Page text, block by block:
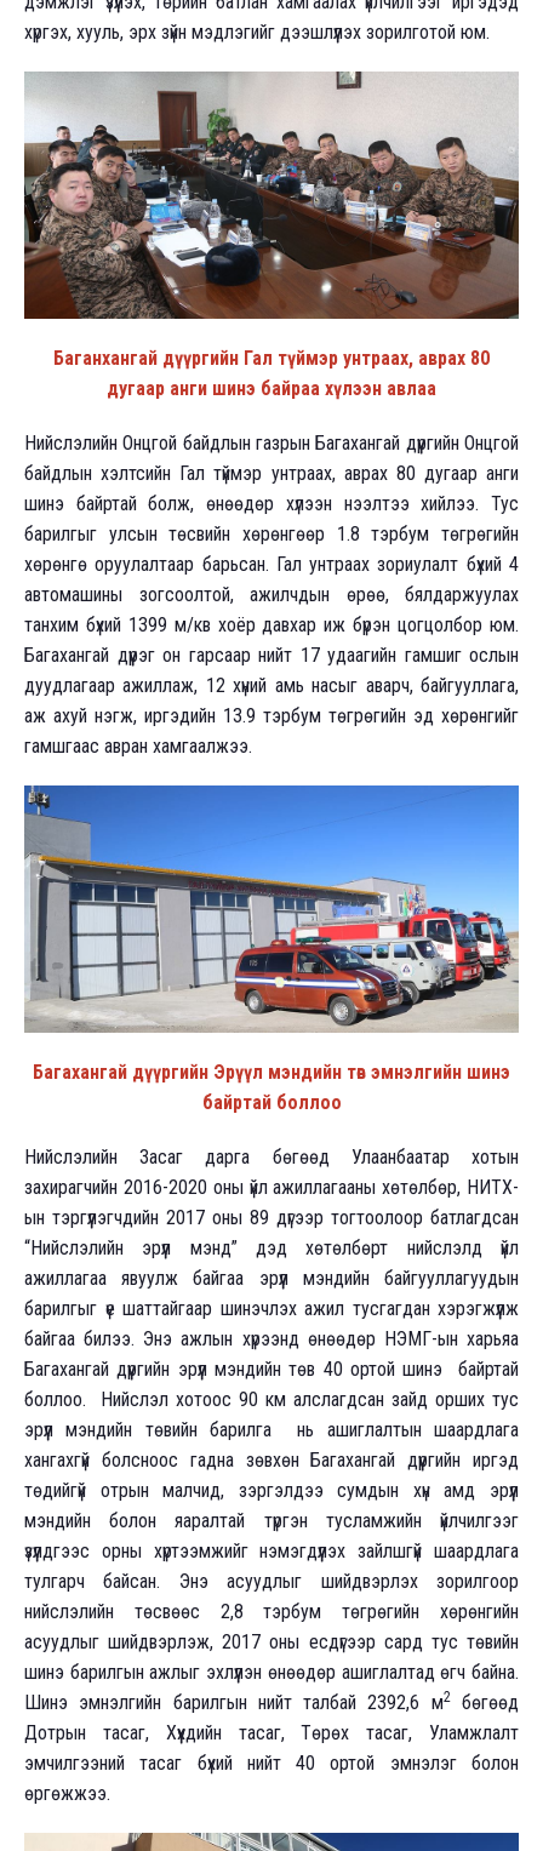
хүргэх, хууль, эрх зүйн мэдлэгийг дээшлүүлэх зорилготой юм.
Баганхангай дүүргийн Гал түймэр унтраах, аврах 80
дугаар анги шинэ байраа хүлээн авлаа
Нийслэлийн Онцгой байдлын газрын Багахангай дүүргийн Онцгой
байдлын хэлтсийн Гал түймэр унтраах, аврах 80 дугаар анги
шинэ байртай болж, өнөөдөр хүлээн нээлтээ хийлээ. Тус
барилгыг улсын төсвийн хөрөнгөөр 1.8 тэрбум төгрөгийн
хөрөнгө оруулалтаар барьсан. Гал унтраах зориулалт бүхий 4
автомашины зогсоолтой, ажилчдын өрөө, бялдаржуулах
танхим бүхий 1399 м/кв хоёр давхар иж бүрэн цогцолбор юм.
Багахангай дүүрэг он гарсаар нийт 17 удаагийн гамшиг ослын
дуудлагаар ажиллаж, 12 хүний амь насыг аварч, байгууллага,
аж ахуй нэгж, иргэдийн 13.9 тэрбум төгрөгийн эд хөрөнгийг
гамшгаас авран хамгаалжээ.
Багахангай дүүргийн Эрүүл мэндийн төв эмнэлгийн шинэ
байртай боллоо
Нийслэлийн Засаг дарга бөгөөд Улаанбаатар хотын
захирагчийн 2016-2020 оны үйл ажиллагааны хөтөлбөр, НИТХ-
ын тэргүүлэгчдийн 2017 оны 89 дүгээр тогтоолоор батлагдсан
“Нийслэлийн эрүүл мэнд” дэд хөтөлбөрт нийслэлд үйл
ажиллагаа явуулж байгаа эрүүл мэндийн байгууллагуудын
барилгыг үе шаттайгаар шинэчлэх ажил тусгагдан хэрэгжүүлж
байгаа билээ. Энэ ажлын хүрээнд өнөөдөр НЭМГ-ын харьяа
Багахангай дүүргийн эрүүл мэндийн төв 40 ортой шинэ байртай
боллоо. Нийслэл хотоос 90 км алслагдсан зайд орших тус
эрүүл мэндийн төвийн барилга нь ашиглалтын шаардлага
хангахгүй болсноос гадна зөвхөн Багахангай дүүргийн иргэд
төдийгүй отрын малчид, зэргэлдээ сумдын хүн амд эрүүл
мэндийн болон яаралтай түргэн тусламжийн үйлчилгээг
үзүүлдгээс орны хүртээмжийг нэмэгдүүлэх зайлшгүй шаардлага
тулгарч байсан. Энэ асуудлыг шийдвэрлэх зорилгоор
нийслэлийн төсвөөс 2,8 тэрбум төгрөгийн хөрөнгийн
асуудлыг шийдвэрлэж, 2017 оны есдүгээр сард тус төвийн
шинэ барилгын ажлыг эхлүүлэн өнөөдөр ашиглалтад өгч байна.
Шинэ эмнэлгийн барилгын нийт талбай 2392,6 м2бөгөөд
Дотрын тасаг, Хүүхдийн тасаг, Төрөх тасаг, Уламжлалт
эмчилгээний тасаг бүхий нийт 40 ортой эмнэлэг болон
өргөжжээ.